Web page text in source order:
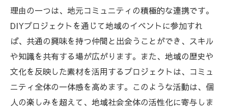
理由の一つは、地元コミュニティの積極的な連携です。
DIYプロジェクトを通じて地域のイベントに参加すれ
ば、共通の興味を持つ仲間と出会うことができ、スキル
や知識を共有する場が広がります。また、地域の歴史や
文化を反映した素材を活用するプロジェクトは、コミュ
ニティ全体の一体感を高めます。このような活動は、個
人の楽しみを超えて、地域社会全体の活性化に寄与しま